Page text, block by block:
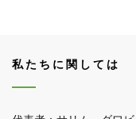
私たちに関しては